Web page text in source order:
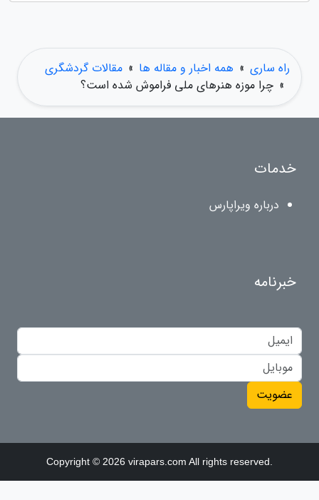
راه ساری » همه اخبار و مقاله ها » مقالات گردشگری
» چرا موزه هنرهای ملی فراموش شده است؟
خدمات
درباره ویراپارس
خبرنامه
عضویت
Copyright © 2026 virapars.com All rights reserved.